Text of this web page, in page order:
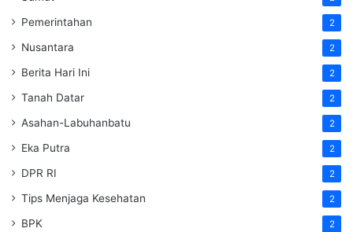
Pemerintahan 2
Nusantara 2
Berita Hari Ini 2
Tanah Datar 2
Asahan-Labuhanbatu 2
Eka Putra 2
DPR RI 2
Tips Menjaga Kesehatan 2
BPK 2